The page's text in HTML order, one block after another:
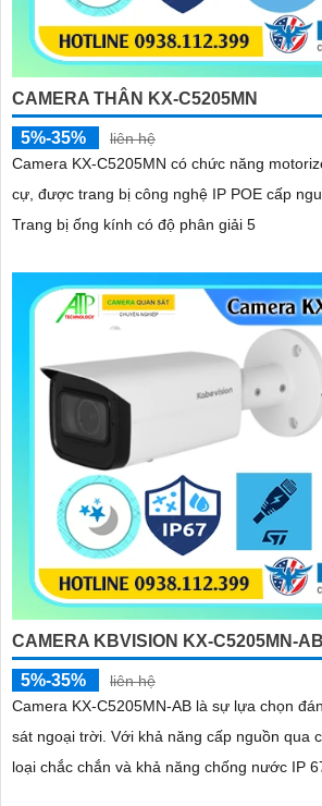
CAMERA THÂN KX-C5205MN
5%-35%
liên hệ
Camera KX-C5205MN có chức năng
cự, được trang bị công nghệ IP POE cấp
Trang bị ống kính có độ phân giải 5
CAMERA KBVISION KX-C5205MN-AB
5%-35%
liên hệ
Camera KX-C5205MN-AB là sự lựa chọn
sát ngoại trời. Với khả năng cấp nguồn qua cổng RJ45. Thân kim